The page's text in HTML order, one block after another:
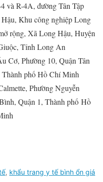
và R-4A, đường Tân Tập
Khu công nghiệp Long
rộng, Xã Long Hậu, Huyện
Tỉnh Long An
Cơ, Phường 10, Quận Tân
phố Hồ Chí Minh
Phường Nguyễn
Quận 1, Thành phố Hồ
, khẩu trang y tế bình ổn giá